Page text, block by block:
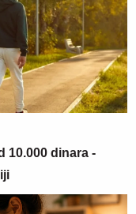
10.000 dinara -